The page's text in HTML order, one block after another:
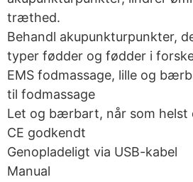
træthed.
Behandl akupunkturpunkter,
typer fødder og fødder i
EMS fodmassage, lille og
til fodmassage
Let og bærbart, når som helst
CE godkendt
Genopladeligt via USB-kabel
Manual